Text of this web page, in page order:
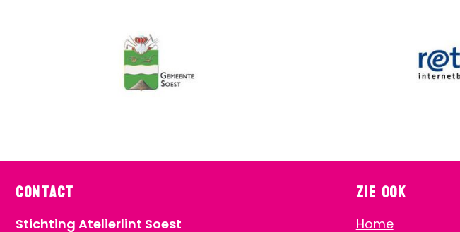
Contact
Stichting Atelierlint Soest
Zie ook
Home